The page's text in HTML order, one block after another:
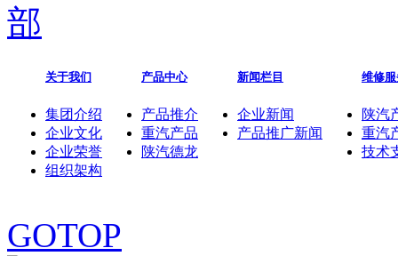
关于我们
集团介绍
企业文化
企业荣誉
组织架构
产品中心
产品推介
重汽产品
陕汽德龙
新闻栏目
企业新闻
产品推广新闻
维修
陕汽
重汽
技术
GOTOP